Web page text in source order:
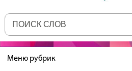
Меню рубрик